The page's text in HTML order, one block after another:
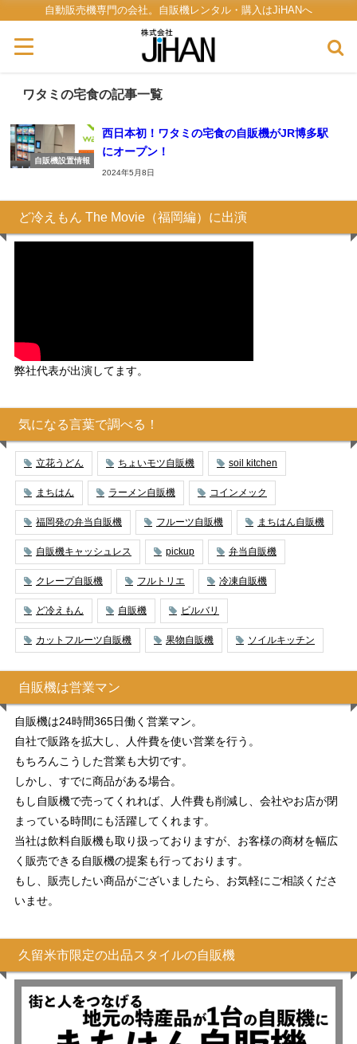
自動販売機専門の会社。自販機レンタル・購入はJiHANへ
ワタミの宅食の記事一覧
自販機設置情報
西日本初！ワタミの宅食の自販機がJR博多駅
にオープン！
2024年5月8日
ど冷えもん The Movie（福岡編）に出演
弊社代表が出演してます。
気になる言葉で調べる！
立花うどん ちょいモツ自販機 soil kitchen
まちはん ラーメン自販機 コインメック
福岡発の弁当自販機 フルーツ自販機 まちはん自販機
自販機キャッシュレス pickup 弁当自販機
クレープ自販機 フルトリエ 冷凍自販機
ど冷えもん 自販機 ビルバリ
カットフルーツ自販機 果物自販機 ソイルキッチン
自販機は営業マン
自販機は24時間365日働く営業マン。
自社で販路を拡大し、人件費を使い営業を行う。
もちろんこうした営業も大切です。
しかし、すでに商品がある場合。
もし自販機で売ってくれれば、人件費も削減し、会社やお店が閉
まっている時間にも活躍してくれます。
当社は飲料自販機も取り扱っておりますが、お客様の商材を幅広
く販売できる自販機の提案も行っております。
もし、販売したい商品がございましたら、お気軽にご相談くださ
いませ。
久留米市限定の出品スタイルの自販機